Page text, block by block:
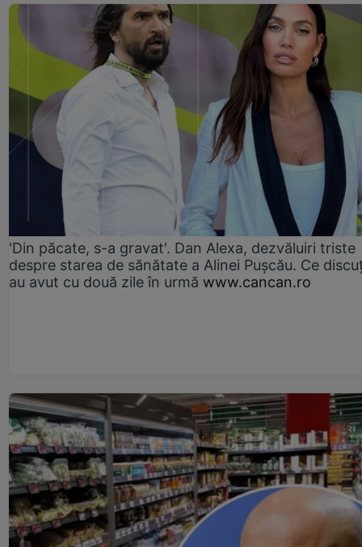
'Din păcate, s-a gravat'. Dan Alexa, dezvăluiri triste
despre starea de sănătate a Alinei Pușcău. Ce
au avut cu două zile în urmă www.cancan.ro